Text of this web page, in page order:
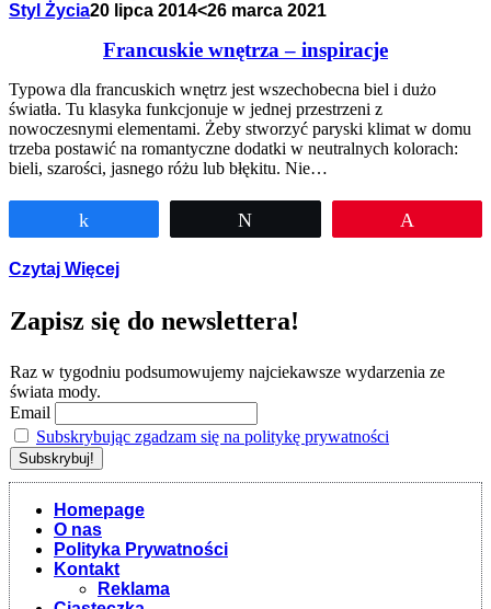
Styl Życia20 lipca 2014<26 marca 2021
Francuskie wnętrza – inspiracje
Typowa dla francuskich wnętrz jest wszechobecna biel i dużo
światła. Tu klasyka funkcjonuje w jednej przestrzeni z
nowoczesnymi elementami. Żeby stworzyć paryski klimat w domu
trzeba postawić na romantyczne dodatki w neutralnych kolorach:
bieli, szarości, jasnego różu lub błękitu. Nie…
Czytaj Więcej
Zapisz się do newslettera!
Raz w tygodniu podsumowujemy najciekawsze wydarzenia ze
świata mody.
Email
Subskrybując zgadzam się na politykę prywatności
Homepage
O nas
Polityka Prywatności
Kontakt
Reklama